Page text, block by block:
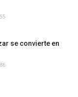
se convierte en